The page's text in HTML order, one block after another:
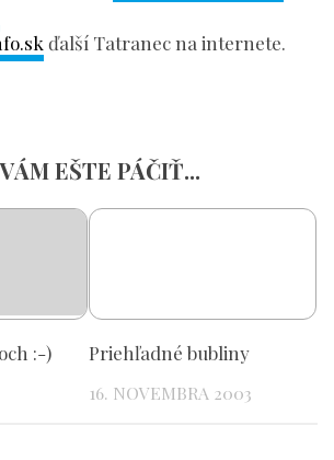
ďalší Tatranec na internete.
EŠTE PÁČIŤ...
:-) Priehľadné bubliny
16. NOVEMBRA 2003